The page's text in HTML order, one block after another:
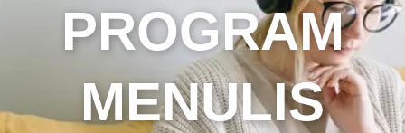
PROGRAM
MENULIS